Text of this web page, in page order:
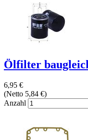
Ölfilter
6,95 €
(Netto 5,84 €)
Anzahl